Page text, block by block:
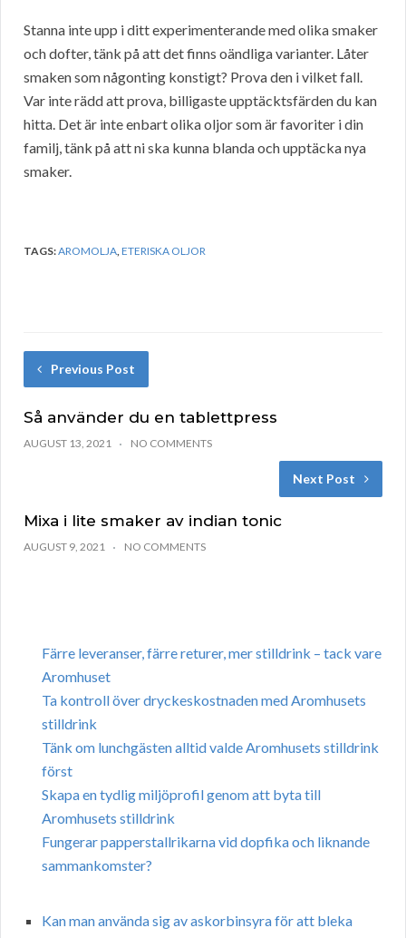
Stanna inte upp i ditt experimenterande med olika smaker
och dofter, tänk på att det finns oändliga varianter. Låter
smaken som någonting konstigt? Prova den i vilket fall.
Var inte rädd att prova, billigaste upptäcktsfärden du kan
hitta. Det är inte enbart olika oljor som är favoriter i din
familj, tänk på att ni ska kunna blanda och upptäcka nya
smaker.
TAGS:AROMOLJA,ETERISKA OLJOR
Previous Post
Så använder du en tablettpress
AUGUST 13, 2021 NO COMMENTS
Next Post
Mixa i lite smaker av indian tonic
AUGUST 9, 2021 NO COMMENTS
Färre leveranser, färre returer, mer stilldrink – tack vare
Aromhuset
Ta kontroll över dryckeskostnaden med Aromhusets
stilldrink
Tänk om lunchgästen alltid valde Aromhusets stilldrink
först
Skapa en tydlig miljöprofil genom att byta till
Aromhusets stilldrink
Fungerar papperstallrikarna vid dopfika och liknande
sammankomster?
Kan man använda sig av askorbinsyra för att bleka